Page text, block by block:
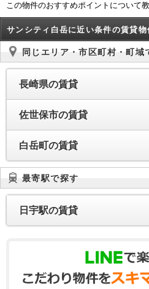
この物件のおすすめポイントについて
サンシティ白岳に近い条件の賃貸物
同じエリア・市区町村・町域
長崎県の賃貸
佐世保市の賃貸
白岳町の賃貸
最寄駅で探す
日宇駅の賃貸